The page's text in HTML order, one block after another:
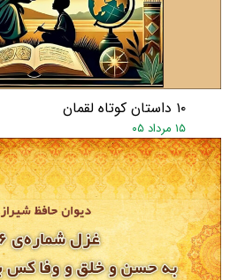
۱۰ داستان کوتاه لقمان
۱۵ مرداد ۰۵